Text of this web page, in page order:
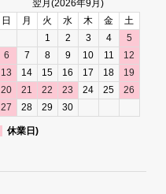
翌月(2026年9月)
日
月 火 水 木 金
土
1
2 3 4
5
6
7 8 9 10 11
12
13
14 15 16 17 18
19
20
21 22 23 24 25
26
27
28 29 30
休業日)